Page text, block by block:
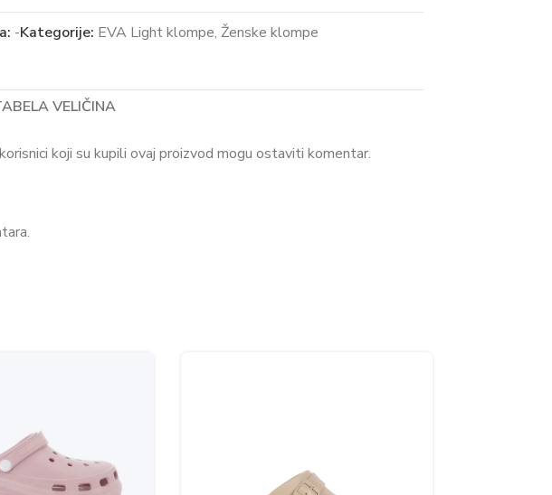
-Kategorije: EVA Light klompe, Ženske klompe
VELIČINA
koji su kupili ovaj proizvod mogu ostaviti komentar.